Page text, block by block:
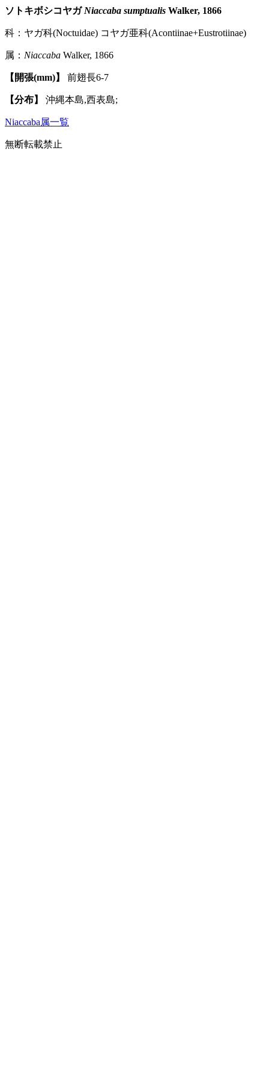
ソトキボシコヤガ Niaccaba sumptualis Walker, 1866
科：ヤガ科(Noctuidae) コヤガ亜科(Acontiinae+Eustrotiinae)
属： Niaccaba Walker, 1866
【開張(mm)】 前翅長6-7
【分布】 沖縄本島,西表島;
Niaccaba属一覧
無断転載禁止